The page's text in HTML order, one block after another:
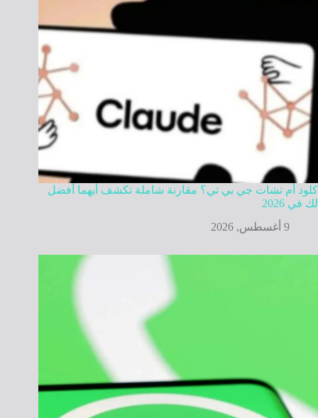
كلود أم تشات جي بي تي؟ مقارنة شاملة تكشف أيهما أفضل
لك في 2026
9 أغسطس, 2026